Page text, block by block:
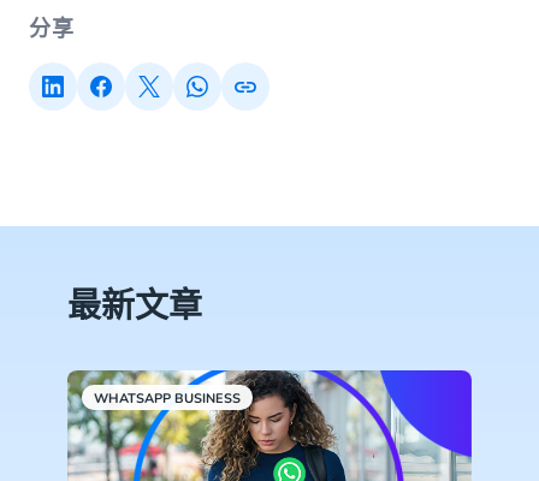
分享
最新文章
WHATSAPP BUSINESS